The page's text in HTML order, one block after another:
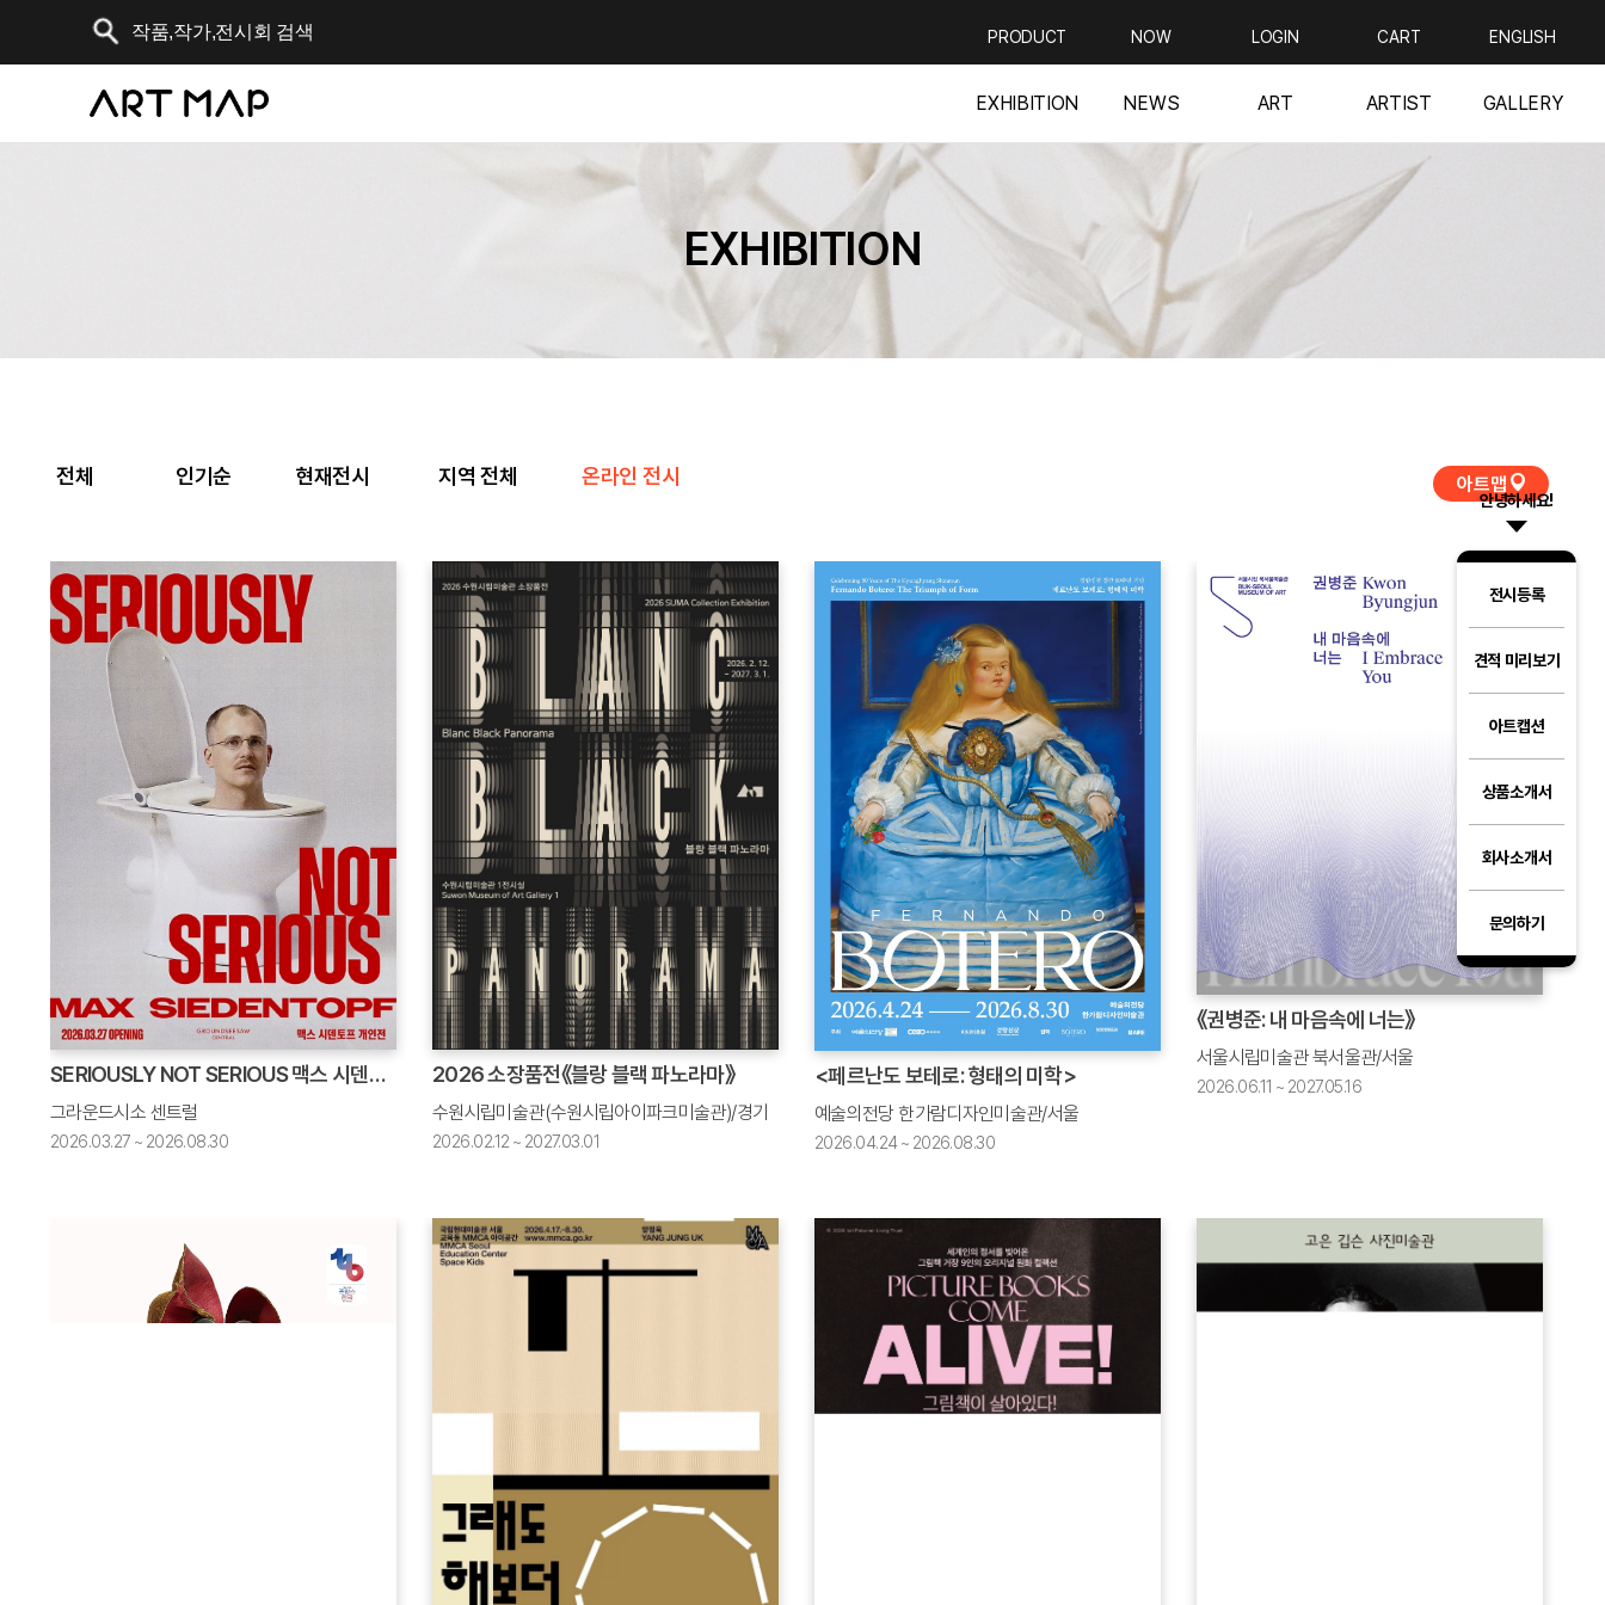
PRODUCT NOW LOGIN CART ENGLISH
EXHIBITION NEWS ART ARTIST GALLERY
안녕하세요!
전시등록
견적 미리보기
아트캡션
상품소개서
회사소개서
문의하기
EXHIBITION
전체 인기순 현재전시 지역 전체 온라인 전시 아트맵
SERIOUSLY NOT SERIOUS 맥스 시덴토프 개인전
그라운드시소 센트럴
2026.03.27 ~ 2026.08.30
2026 소장품전《블랑 블랙 파노라마》
수원시립미술관(수원시립아이파크미술관)/경기
2026.02.12 ~ 2027.03.01
<페르난도 보테로: 형태의 미학>
예술의전당 한가람디자인미술관/서울
2026.04.24 ~ 2026.08.30
《권병준: 내 마음속에 너는》
서울시립미술관 북서울관/서울
2026.06.11 ~ 2027.05.16